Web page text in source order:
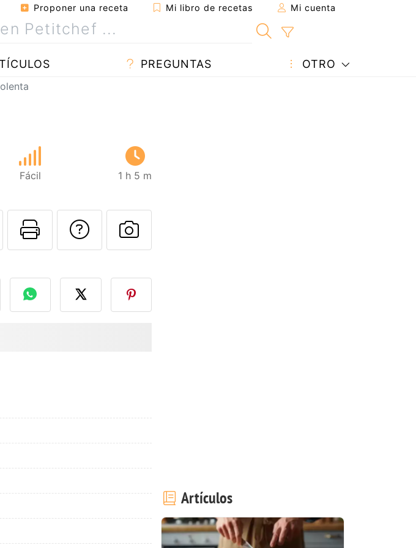
Proponer una receta Mi libro de recetas Mi cuenta
PREGUNTAS OTRO
Fácil 1 h 5 m
Enviar esta receta a un amigo
Imprimir esta página
Preguntar al autor
Publicar la foto de esta receta
Artículos